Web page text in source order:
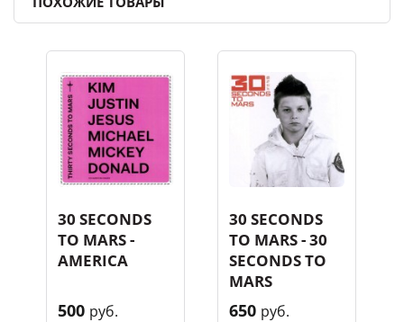
30 SECONDS
TO MARS -
AMERICA
500 руб.
30 SECONDS
TO MARS - 30
SECONDS TO
MARS
650 руб.